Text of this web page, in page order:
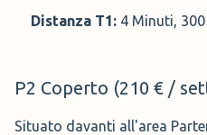
Distanza T1: 4 Minuti,
P2 Coperto (210 € /
Situato davanti all'area